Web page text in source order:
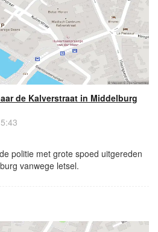
de Kalverstraat in Middelburg
politie met grote spoed uitgereden
vanwege letsel.